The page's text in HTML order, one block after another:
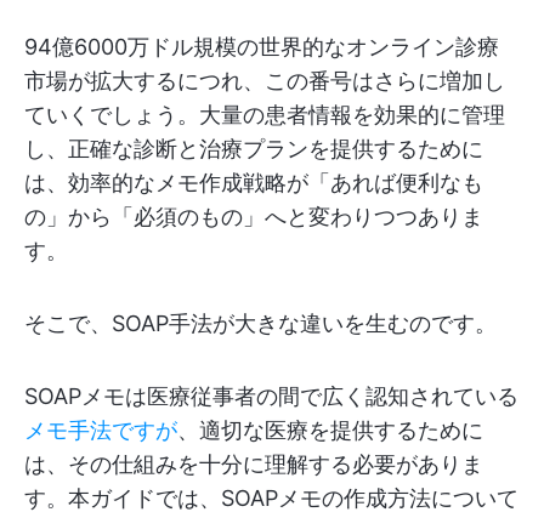
94億6000万ドル規模の世界的なオンライン診療
市場が拡大するにつれ、この番号はさらに増加し
ていくでしょう。大量の患者情報を効果的に管理
し、正確な診断と治療プランを提供するために
は、効率的なメモ作成戦略が「あれば便利なも
の」から「必須のもの」へと変わりつつありま
す。
そこで、SOAP手法が大きな違いを生むのです。
SOAPメモは医療従事者の間で広く認知されている
メモ手法ですが、適切な医療を提供するために
は、その仕組みを十分に理解する必要がありま
す。本ガイドでは、SOAPメモの作成方法について